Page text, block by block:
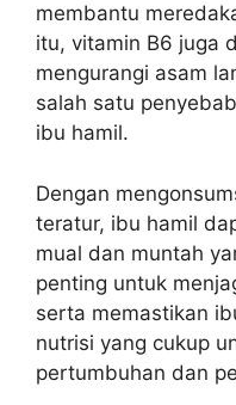
membantu
itu, vitamin B6 juga
mengurangi asam
salah satu
ibu hamil.
Dengan
teratur, ibu hamil
mual dan muntah
penting untuk
serta memastikan
nutrisi yang cukup
pertumbuhan dan